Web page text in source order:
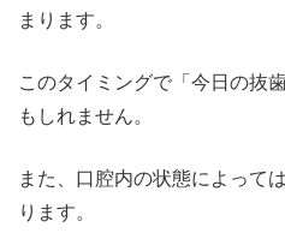
まります。
このタイミングで「今日の抜
もしれません。
また、口腔内の状態によって
ります。